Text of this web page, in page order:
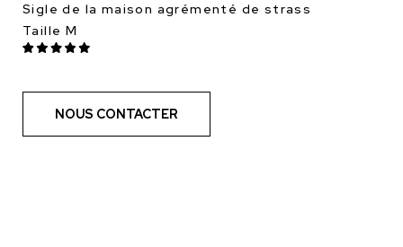
Sigle de la maison agrémenté de strass
Taille M
NOUS CONTACTER